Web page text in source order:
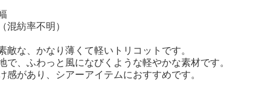
混紡率不明）
敵な、かなり薄くて軽いトリコットです。
で、ふわっと風になびくような軽やかな素材です。
感があり、シアーアイテムにおすすめです。